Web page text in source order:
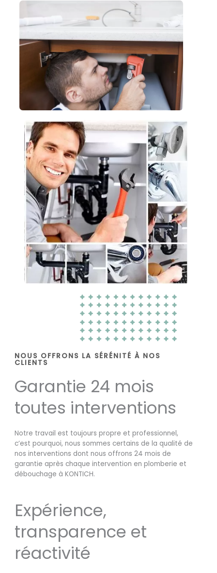
NOUS OFFRONS LA SÉRÉNITÉ À NOS
CLIENTS
Garantie 24 mois
toutes interventions
Notre travail est toujours propre et professionnel,
c’est pourquoi, nous sommes certains de la qualité de
nos interventions dont nous offrons 24 mois de
garantie après chaque intervention en plomberie et
débouchage à KONTICH.
Expérience,
transparence et
réactivité